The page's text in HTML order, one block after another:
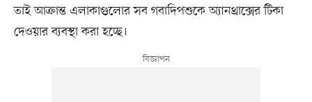
তাই আক্রান্ত এলাকাগুলোর সব গবাদিপশুকে অ্যানথ্রাক্সের টিকা
দেওয়ার ব্যবস্থা করা হচ্ছে।